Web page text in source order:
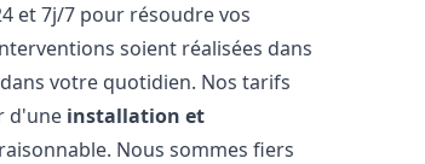
et 7j/7 pour résoudre vos
soient réalisées dans
votre quotidien. Nos tarifs
d'une installation et
Nous sommes fiers